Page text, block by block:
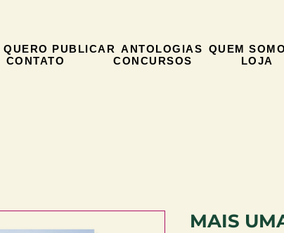
QUERO PUBLICAR ANTOLOGIAS QUEM
CONTATO CONCURSOS LOJA
MAIS